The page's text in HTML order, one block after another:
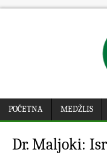
POČETNA MEDŽLIS
Dr. Maljoki: